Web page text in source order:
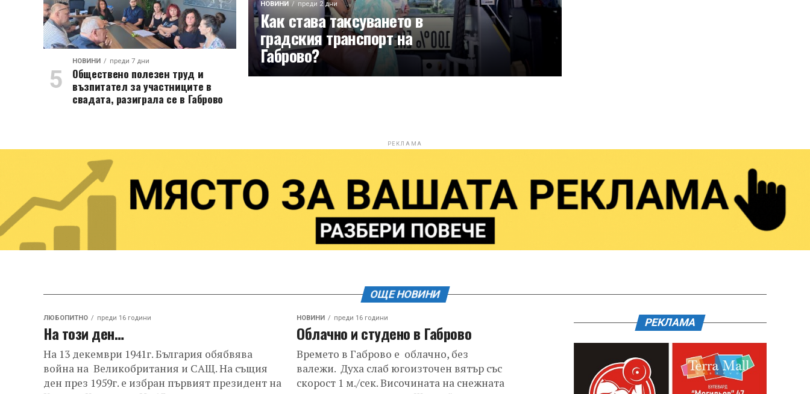
НОВИНИ преди 2 дни
Как става таксуването в
градския транспорт на
Габрово?
НОВИНИ преди 7 дни
Обществено полезен труд и
възпитател за участниците в
свадата, разиграла се в Габрово
РЕКЛАМА
ОЩЕ НОВИНИ
ЛЮБОПИТНО преди 16 години
На този ден…
На 13 декември 1941г. България обябвява
война на Великобритания и САЩ. На същия
ден през 1959г. е избран първият президент на
НОВИНИ преди 16 години
Облачно и студено в Габрово
Времето в Габрово е облачно, без
валежи. Духа слаб югоизточен вятър със
скорост 1 м./сек. Височината на снежната
РЕКЛАМА